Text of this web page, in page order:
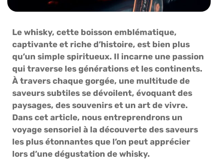
Le whisky, cette boisson emblématique,
captivante et riche d’histoire, est bien plus
qu’un simple spiritueux. Il incarne une passion
qui traverse les générations et les continents.
À travers chaque gorgée, une multitude de
saveurs subtiles se dévoilent, évoquant des
paysages, des souvenirs et un art de vivre.
Dans cet article, nous entreprendrons un
voyage sensoriel à la découverte des saveurs
les plus étonnantes que l’on peut apprécier
lors d’une dégustation de whisky.